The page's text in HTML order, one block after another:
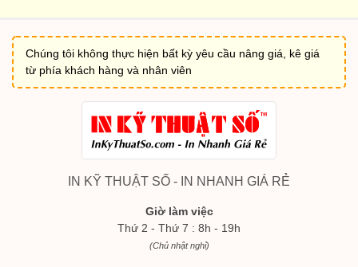
Chúng tôi không thực hiện bất kỳ yêu cầu nâng giá, kê giá
từ phía khách hàng và nhân viên
IN KỸ THUẬT SỐ - IN NHANH GIÁ RẺ
Giờ làm việc
Thứ 2 - Thứ 7 : 8h - 19h
(Chủ nhật nghỉ)